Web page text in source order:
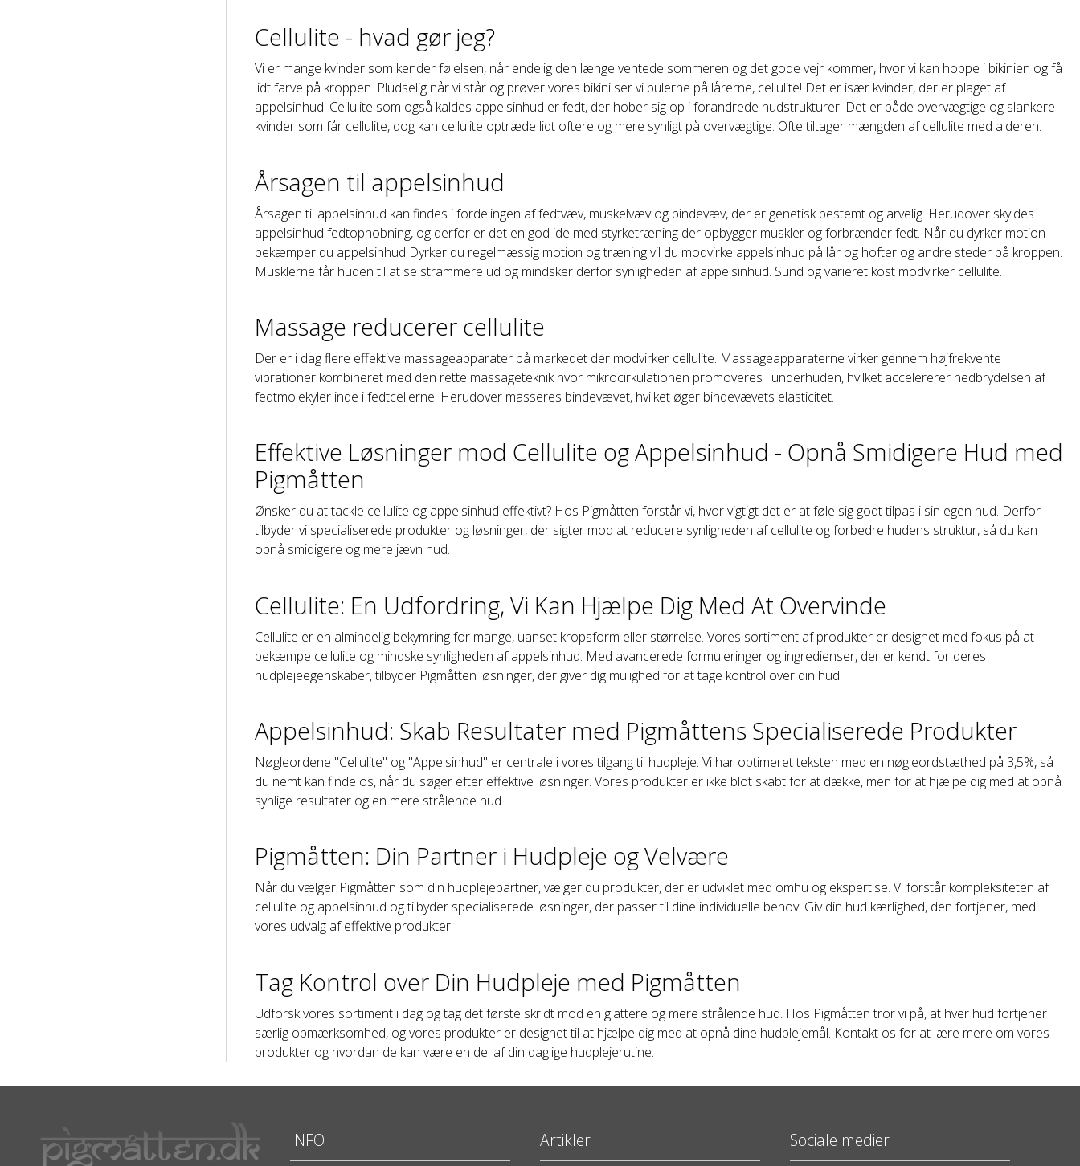
Cellulite - hvad gør jeg?
Vi er mange kvinder som kender følelsen, når endelig den længe ventede sommeren og det gode vejr kommer, hvor vi kan hoppe i bikinien og få
lidt farve på kroppen. Pludselig når vi står og prøver vores bikini ser vi bulerne på lårerne, cellulite! Det er især kvinder, der er plaget af
appelsinhud. Cellulite som også kaldes appelsinhud er fedt, der hober sig op i forandrede hudstrukturer. Det er både overvægtige og slankere
kvinder som får cellulite, dog kan cellulite optræde lidt oftere og mere synligt på overvægtige. Ofte tiltager mængden af cellulite med alderen.
Årsagen til appelsinhud
Årsagen til appelsinhud kan findes i fordelingen af fedtvæv, muskelvæv og bindevæv, der er genetisk bestemt og arvelig. Herudover skyldes
appelsinhud fedtophobning, og derfor er det en god ide med styrketræning der opbygger muskler og forbrænder fedt. Når du dyrker motion
bekæmper du appelsinhud Dyrker du regelmæssig motion og træning vil du modvirke appelsinhud på lår og hofter og andre steder på kroppen.
Musklerne får huden til at se strammere ud og mindsker derfor synligheden af appelsinhud. Sund og varieret kost modvirker cellulite.
Massage reducerer cellulite
Der er i dag flere effektive massageapparater på markedet der modvirker cellulite. Massageapparaterne virker gennem højfrekvente
vibrationer kombineret med den rette massageteknik hvor mikrocirkulationen promoveres i underhuden, hvilket accelererer nedbrydelsen af
fedtmolekyler inde i fedtcellerne. Herudover masseres bindevævet, hvilket øger bindevævets elasticitet.
Effektive Løsninger mod Cellulite og Appelsinhud - Opnå Smidigere Hud med
Pigmåtten
Ønsker du at tackle cellulite og appelsinhud effektivt? Hos Pigmåtten forstår vi, hvor vigtigt det er at føle sig godt tilpas i sin egen hud. Derfor
tilbyder vi specialiserede produkter og løsninger, der sigter mod at reducere synligheden af cellulite og forbedre hudens struktur, så du kan
opnå smidigere og mere jævn hud.
Cellulite: En Udfordring, Vi Kan Hjælpe Dig Med At Overvinde
Cellulite er en almindelig bekymring for mange, uanset kropsform eller størrelse. Vores sortiment af produkter er designet med fokus på at
bekæmpe cellulite og mindske synligheden af appelsinhud. Med avancerede formuleringer og ingredienser, der er kendt for deres
hudplejeegenskaber, tilbyder Pigmåtten løsninger, der giver dig mulighed for at tage kontrol over din hud.
Appelsinhud: Skab Resultater med Pigmåttens Specialiserede Produkter
Nøgleordene "Cellulite" og "Appelsinhud" er centrale i vores tilgang til hudpleje. Vi har optimeret teksten med en nøgleordstæthed på 3,5%, så
du nemt kan finde os, når du søger efter effektive løsninger. Vores produkter er ikke blot skabt for at dække, men for at hjælpe dig med at opnå
synlige resultater og en mere strålende hud.
Pigmåtten: Din Partner i Hudpleje og Velvære
Når du vælger Pigmåtten som din hudplejepartner, vælger du produkter, der er udviklet med omhu og ekspertise. Vi forstår kompleksiteten af
cellulite og appelsinhud og tilbyder specialiserede løsninger, der passer til dine individuelle behov. Giv din hud kærlighed, den fortjener, med
vores udvalg af effektive produkter.
Tag Kontrol over Din Hudpleje med Pigmåtten
Udforsk vores sortiment i dag og tag det første skridt mod en glattere og mere strålende hud. Hos Pigmåtten tror vi på, at hver hud fortjener
særlig opmærksomhed, og vores produkter er designet til at hjælpe dig med at opnå dine hudplejemål. Kontakt os for at lære mere om vores
produkter og hvordan de kan være en del af din daglige hudplejerutine.
INFO Artikler Sociale medier